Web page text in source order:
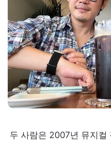
두 사람은 2007년 뮤지컬